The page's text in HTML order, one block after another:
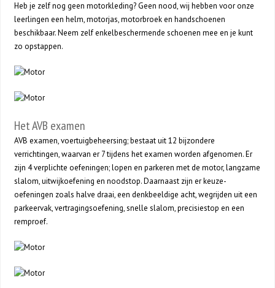
Heb je zelf nog geen motorkleding? Geen nood, wij hebben voor onze
leerlingen een helm, motorjas, motorbroek en handschoenen
beschikbaar. Neem zelf enkelbeschermende schoenen mee en je kunt
zo opstappen.
Het AVB examen
AVB examen, voertuigbeheersing; bestaat uit 12 bijzondere
verrichtingen, waarvan er 7 tijdens het examen worden afgenomen. Er
zijn 4 verplichte oefeningen; lopen en parkeren met de motor, langzame
slalom, uitwijkoefening en noodstop. Daarnaast zijn er keuze-
oefeningen zoals halve draai, een denkbeeldige acht, wegrijden uit een
parkeervak, vertragingsoefening, snelle slalom, precisiestop en een
remproef.